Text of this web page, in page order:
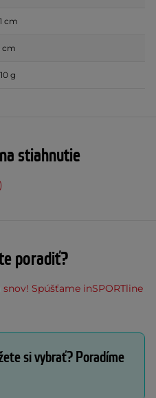
cm
cm
g
stiahnutie
poradiť?
Spúšťame inSPORTline
si vybrať? Poradíme